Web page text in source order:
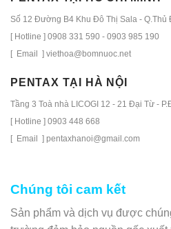
Số 12 Đường B4 Khu Đô Thị Sala - Q.Thủ
[ Hotline ] 0908 331 590 - 0903 985 190
[ Email ] viethoa@bomnuoc.net
PENTAX TẠI HÀ NỘI
Tầng 3 Toà nhà LICOGI 12 - 21 Đại Từ -
[ Hotline ] 0903 448 668
[ Email ] pentaxhanoi@gmail.com
Chúng tôi cam kết
Sản phẩm và dịch vụ được